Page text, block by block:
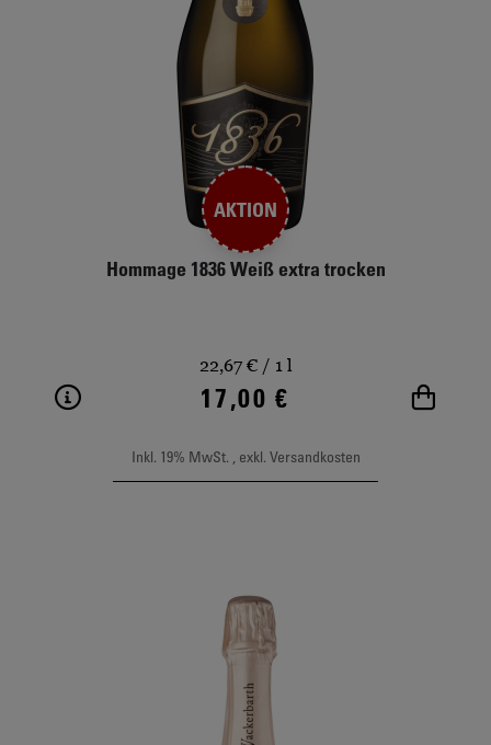
AKTION
Hommage 1836 Weiß extra trocken
Weitere Informationen
17,00 € In
Inkl. 19% MwSt. exkl. Versandkosten
22,67 €/ 1 l